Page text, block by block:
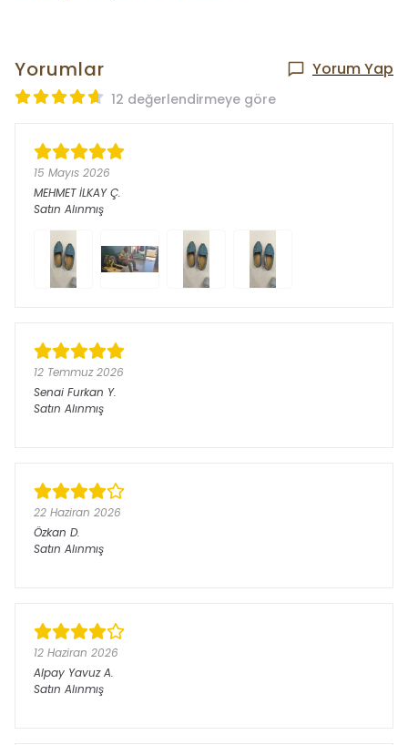
Yorumlar Yorum Yap
12 değerlendirmeye göre
15 Mayıs 2026
MEHMET İLKAY Ç.
Satın Alınmış
12 Temmuz 2026
Senai Furkan Y.
Satın Alınmış
22 Haziran 2026
Özkan D.
Satın Alınmış
12 Haziran 2026
Alpay Yavuz A.
Satın Alınmış